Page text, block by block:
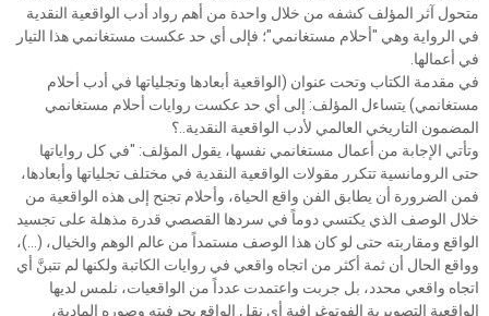
متحول آثر المؤلف كشفه من خلال واحدة من أهم رواد أدب الواقعية النقدية
في الرواية وهي "أحلام مستغانمي"؛ فإلى أي حد عكست مستغانمي هذا التيار
في أعمالها.
في مقدمة الكتاب وتحت عنوان (الواقعية أبعادها وتجلياتها في أدب أحلام
مستغانمي) يتساءل المؤلف: إلى أي حد عكست روايات أحلام مستغانمي
المضمون التاريخي العالمي لأدب الواقعية النقدية..؟
وتأتي الإجابة من أعمال مستغانمي نفسها، يقول المؤلف: "في كل رواياتها
حتى الرومانسية تتكرر مقولات الواقعية النقدية في مختلف تجلياتها وأبعادها،
فمن الضرورة أن يطابق الفن واقع الحياة، وأحلام تجنح إلى هذه الواقعية من
خلال الوصف الذي يكتسي دوماً في سردها القصصي قدرة مذهلة على تجسيد
الواقع ومقاربته حتى لو كان هذا الوصف مستمداً من عالم الوهم والخيال، (...)،
وواقع الحال أن ثمة أكثر من اتجاه واقعي في روايات الكاتبة ولكنها لم تتبنَّ أي
اتجاه واقعي محدد، بل جربت واعتمدت عدداً من الواقعيات، نلمس لديها
الواقعية التصويرية الفوتوغرافية أي نقل الواقع بحرفيته وصوره المادية،